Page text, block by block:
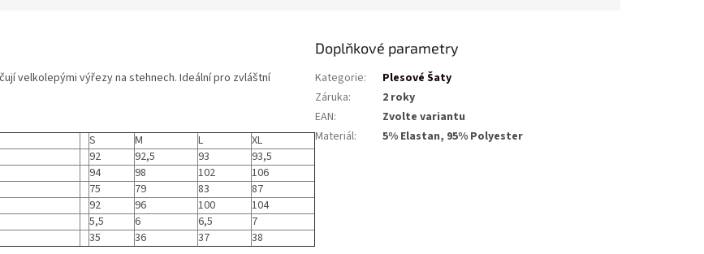
velkolepými výřezy na stehnech. Ideální pro zvláštní
S M L
XL
92 92,5 93
93,5
94 98 102
106
75 79 83
87
92 96 100
104
5,5 6 6,5
7
35 36 37 38
Doplňkové parametry
Kategorie:
Plesové Šaty
Záruka:
2 roky
EAN:
Zvolte variantu
Materiál: 5% Elastan, 95% Polyester